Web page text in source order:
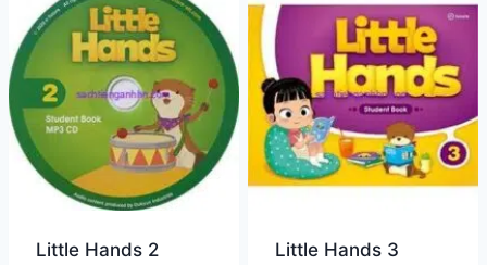
Little Hands 2
Little Hands 3